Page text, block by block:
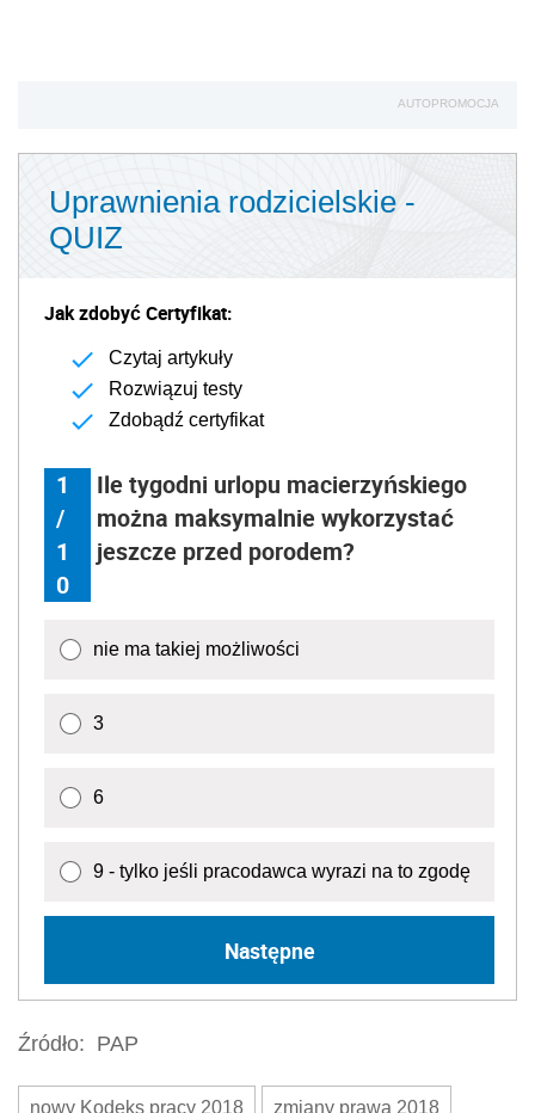
AUTOPROMOCJA
Uprawnienia rodzicielskie -
QUIZ
Jak zdobyć Certyfikat:
Czytaj artykuły
Rozwiązuj testy
Zdobądź certyfikat
1
/
1
0
Ile tygodni urlopu macierzyńskiego
można maksymalnie wykorzystać
jeszcze przed porodem?
nie ma takiej możliwości
3
6
9 - tylko jeśli pracodawca wyrazi na to zgodę
Następne
Źródło: PAP
nowy Kodeks pracy 2018 zmiany prawa 2018